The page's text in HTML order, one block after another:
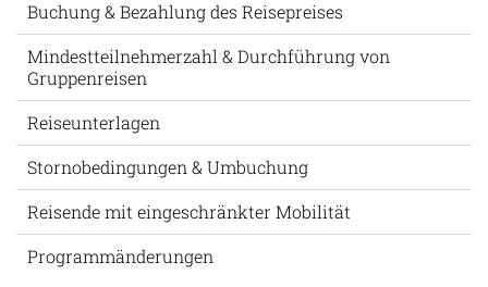
Buchung & Bezahlung des Reisepreises
Mindestteilnehmerzahl & Durchführung von
Gruppenreisen
Reiseunterlagen
Stornobedingungen & Umbuchung
Reisende mit eingeschränkter Mobilität
Programmänderungen